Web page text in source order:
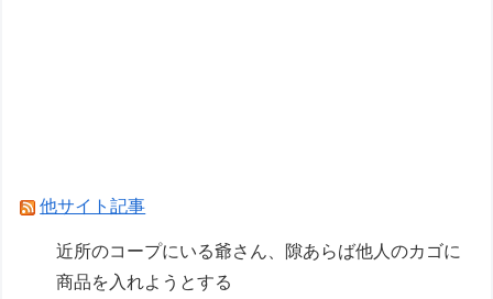
他サイト記事
近所のコープにいる爺さん、隙あらば他人のカゴに
商品を入れようとする